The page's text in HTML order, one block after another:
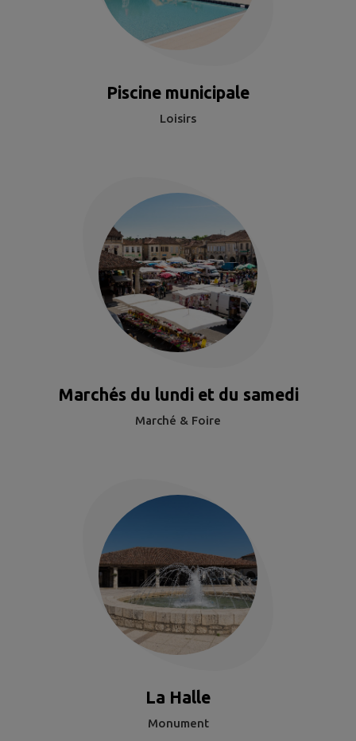
Piscine municipale
Loisirs
Marchés du lundi et du samedi
Marché & Foire
La Halle
Monument